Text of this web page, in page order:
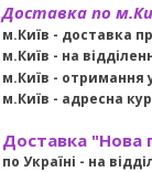
Доставка по
м.Київ - доставка
м.Київ - на
м.Київ - отримання
м.Київ - адресна
Доставка "Нова
по Україні - на